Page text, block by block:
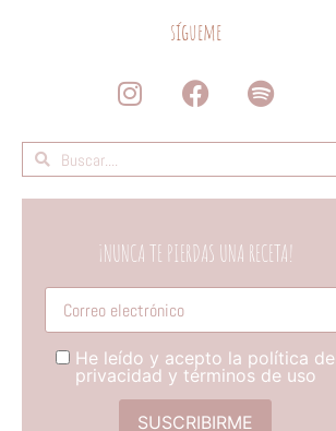
sígueme
¡NUNCA TE PIERDAS UNA RECETA!
Tú correo electronico
He leído y acepto la política de
privacidad y términos de uso